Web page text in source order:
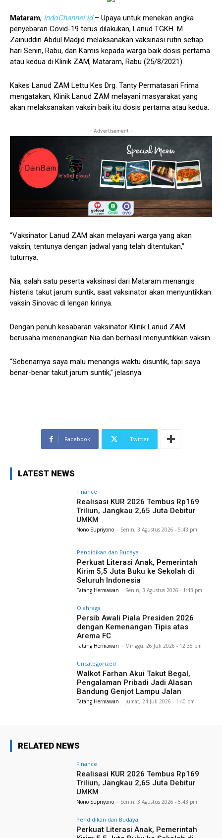
Mataram, IndoChannel.id– Upaya untuk menekan angka
penyebaran Covid-19 terus dilakukan, Lanud TGKH. M.
Zainuddin Abdul Madjid melaksanakan vaksinasi rutin setiap
hari Senin, Rabu, dan Kamis kepada warga baik dosis pertama
atau kedua di Klinik ZAM, Mataram, Rabu (25/8/2021).
Kakes Lanud ZAM Lettu Kes Drg. Tanty Permatasari Frima
mengatakan, Klinik Lanud ZAM melayani masyarakat yang
akan melaksanakan vaksin baik itu dosis pertama atau kedua.
- Advertisement -
“Vaksinator Lanud ZAM akan melayani warga yang akan
vaksin, tentunya dengan jadwal yang telah ditentukan,”
tuturnya.
Nia, salah satu peserta vaksinasi dari Mataram menangis
histeris takut jarum suntik, saat vaksinator akan menyuntikkan
vaksin Sinovac di lengan kirinya.
Dengan penuh kesabaran vaksinator Klinik Lanud ZAM
berusaha menenangkan Nia dan berhasil menyuntikkan vaksin.
“Sebenarnya saya malu menangis waktu disuntik, tapi saya
benar-benar takut jarum suntik,” jelasnya.
Facebook Twitter
LATEST NEWS
Finance
Realisasi KUR 2026 Tembus Rp169
Triliun, Jangkau 2,65 Juta Debitur
UMKM
Nono Supriyono - Senin, 3 Agustus 2026 - 5:43 pm
Pendidikan dan Budaya
Perkuat Literasi Anak, Pemerintah
Kirim 5,5 Juta Buku ke Sekolah di
Seluruh Indonesia
Tatang Hermawan - Senin, 3 Agustus 2026 - 1:43 pm
Olahraga
Persib Awali Piala Presiden 2026
dengan Kemenangan Tipis atas
Arema FC
Tatang Hermawan - Minggu, 26 Juli 2026 - 12:35 pm
Uncategorized
Walkot Farhan Akui Takut Begal,
Pengalaman Pribadi Jadi Alasan
Bandung Genjot Lampu Jalan
Tatang Hermawan - Jumat, 24 Juli 2026 - 1:40 pm
RELATED NEWS
Finance
Realisasi KUR 2026 Tembus Rp169
Triliun, Jangkau 2,65 Juta Debitur
UMKM
Nono Supriyono - Senin, 3 Agustus 2026 - 5:43 pm
Pendidikan dan Budaya
Perkuat Literasi Anak, Pemerintah